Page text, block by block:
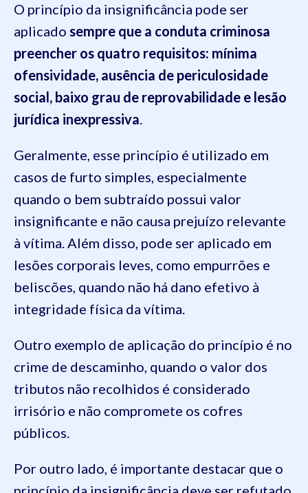
O princípio da insignificância pode ser
aplicado sempre que a conduta criminosa
preencher os quatro requisitos: mínima
ofensividade, ausência de periculosidade
social, baixo grau de reprovabilidade e lesão
jurídica inexpressiva.
Geralmente, esse princípio é utilizado em
casos de furto simples, especialmente
quando o bem subtraído possui valor
insignificante e não causa prejuízo relevante
à vítima. Além disso, pode ser aplicado em
lesões corporais leves, como empurrões e
beliscões, quando não há dano efetivo à
integridade física da vítima.
Outro exemplo de aplicação do princípio é no
crime de descaminho, quando o valor dos
tributos não recolhidos é considerado
irrisório e não compromete os cofres
públicos.
Por outro lado, é importante destacar que o